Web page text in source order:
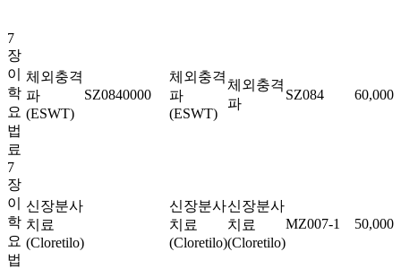
7
장
이
학
요
법
료
체외충격
파
(ESWT)
SZ0840000
체외충격
파
(ESWT)
체외충격
파
SZ084 60,000
7
장
이
학
요
법
신장분사
치료
(Cloretilo)
신장분사
치료
(Cloretilo)
신장분사
치료
(Cloretilo)
MZ007-1 50,000